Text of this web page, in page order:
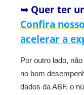
➥ Quer ter
Confira
acelerar a
Por outro lado,
no bom
dados da ABF, o